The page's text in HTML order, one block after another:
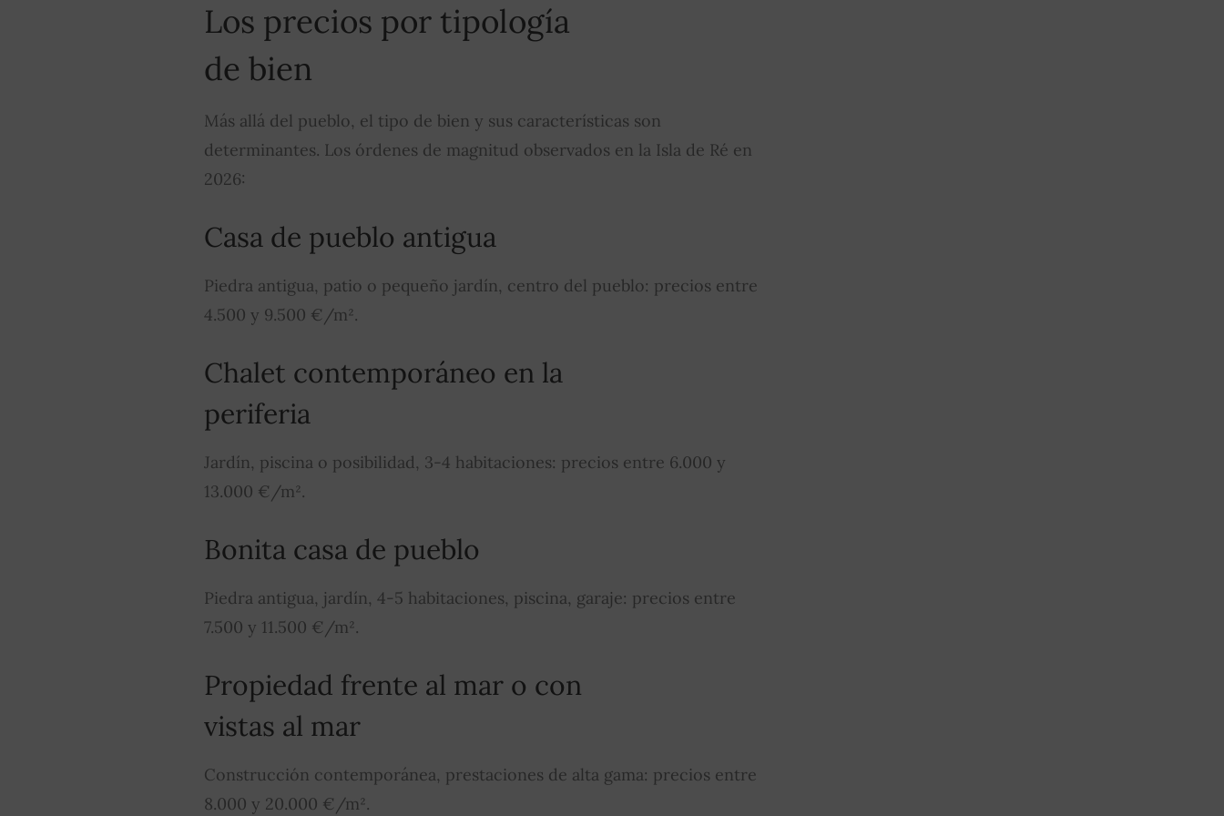
Los precios por tipología
de bien
Más allá del pueblo, el tipo de bien y sus características son
determinantes. Los órdenes de magnitud observados en la Isla de Ré en
2026:
Casa de pueblo antigua
Piedra antigua, patio o pequeño jardín, centro del pueblo: precios entre
4.500 y 9.500 €/m².
Chalet contemporáneo en la
periferia
Jardín, piscina o posibilidad, 3-4 habitaciones: precios entre 6.000 y
13.000 €/m².
Bonita casa de pueblo
Piedra antigua, jardín, 4-5 habitaciones, piscina, garaje: precios entre
7.500 y 11.500 €/m².
Propiedad frente al mar o con
vistas al mar
Construcción contemporánea, prestaciones de alta gama: precios entre
8.000 y 20.000 €/m².